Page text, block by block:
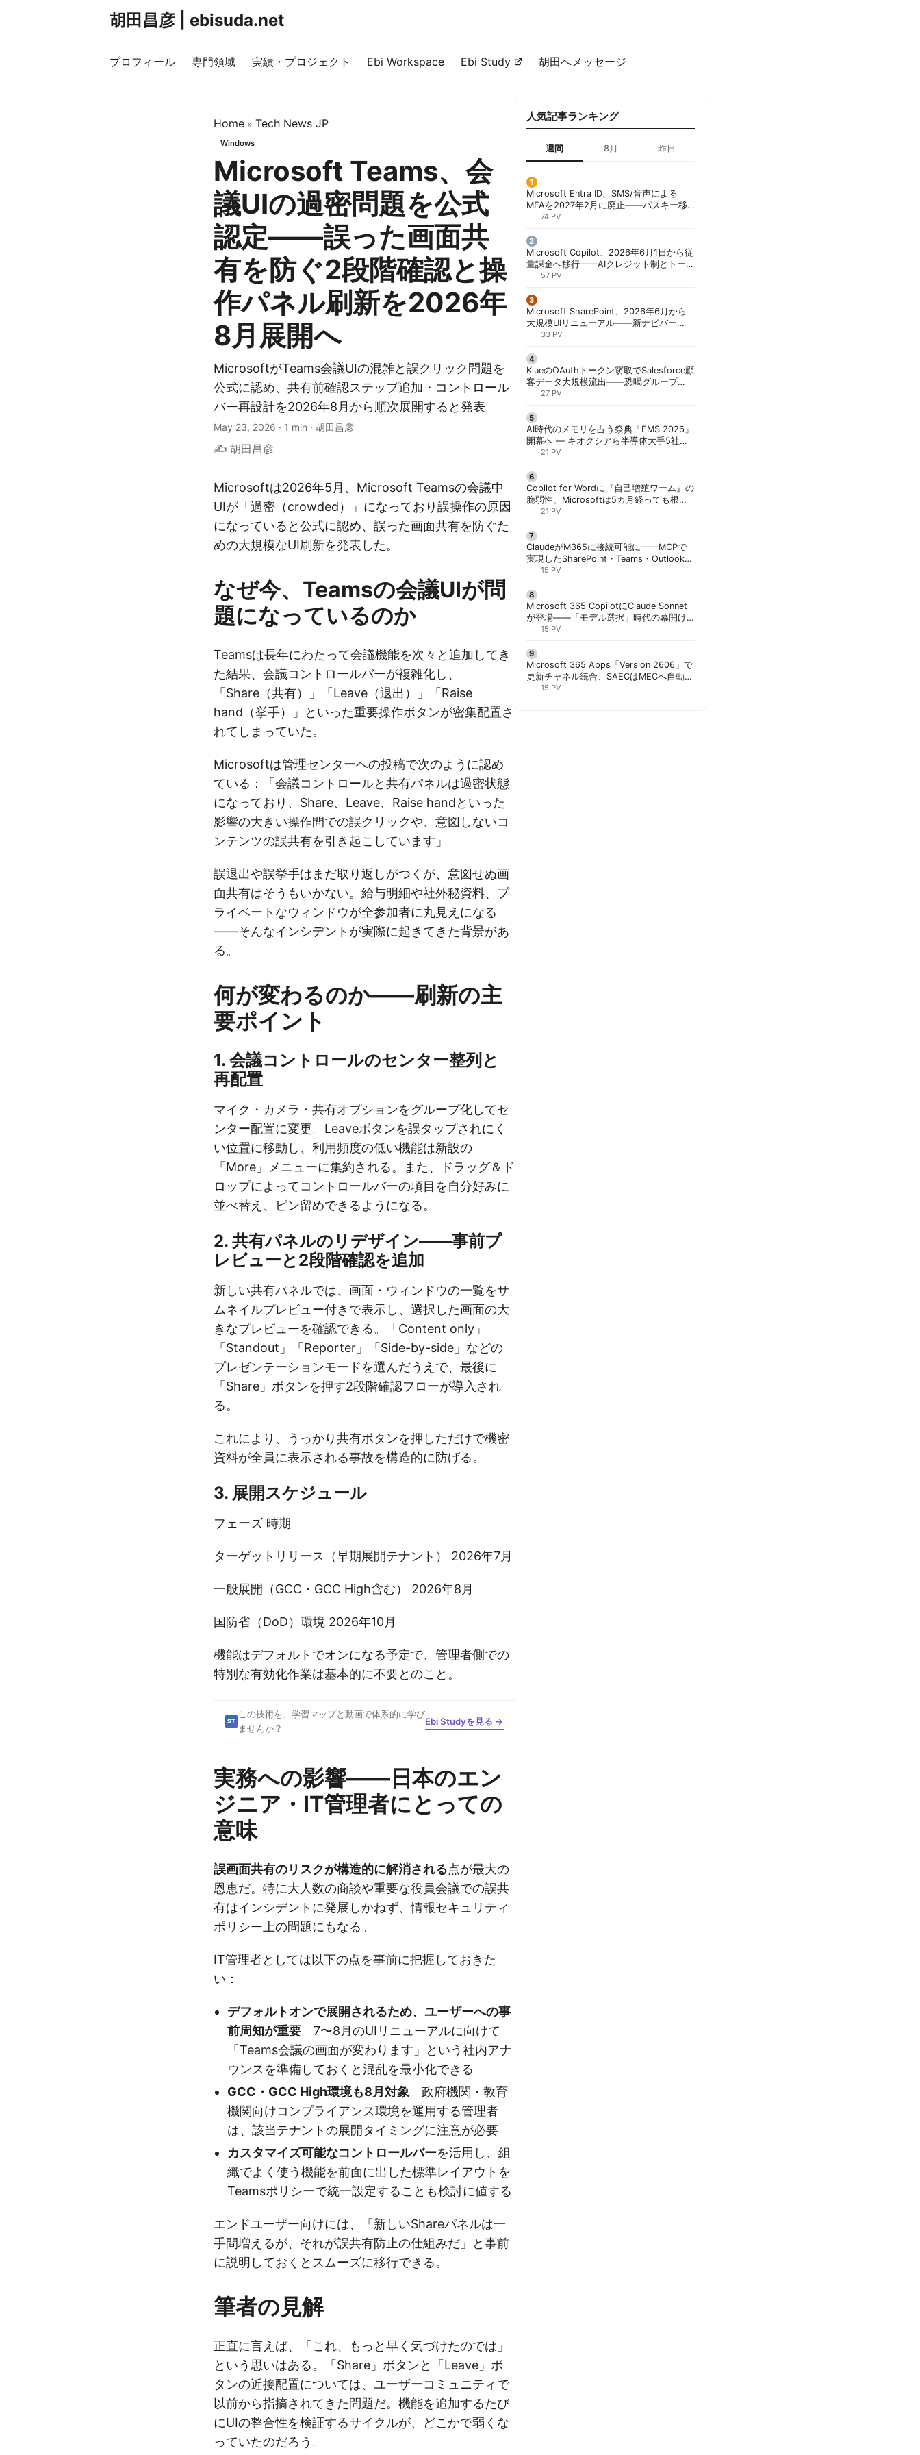
胡田昌彦 | ebisuda.net
プロフィール 専門領域 実績・プロジェクト Ebi Workspace Ebi Study 胡田へメッセージ
Home » Tech News JP
Windows
Microsoft Teams、会
議UIの過密問題を公式
認定——誤った画面共
有を防ぐ2段階確認と操
作パネル刷新を2026年
8月展開へ
MicrosoftがTeams会議UIの混雑と誤クリック問題を
公式に認め、共有前確認ステップ追加・コントロール
バー再設計を2026年8月から順次展開すると発表。
May 23, 2026 · 1 min · 胡田昌彦
✍️ 胡田昌彦
Microsoftは2026年5月、Microsoft Teamsの会議中
UIが「過密（crowded）」になっており誤操作の原因
になっていると公式に認め、誤った画面共有を防ぐた
めの大規模なUI刷新を発表した。
なぜ今、Teamsの会議UIが問
題になっているのか
Teamsは長年にわたって会議機能を次々と追加してき
た結果、会議コントロールバーが複雑化し、
「Share（共有）」「Leave（退出）」「Raise
hand（挙手）」といった重要操作ボタンが密集配置さ
れてしまっていた。
Microsoftは管理センターへの投稿で次のように認め
ている：「会議コントロールと共有パネルは過密状態
になっており、Share、Leave、Raise handといった
影響の大きい操作間での誤クリックや、意図しないコ
ンテンツの誤共有を引き起こしています」
誤退出や誤挙手はまだ取り返しがつくが、意図せぬ画
面共有はそうもいかない。給与明細や社外秘資料、プ
ライベートなウィンドウが全参加者に丸見えになる
——そんなインシデントが実際に起きてきた背景があ
る。
何が変わるのか——刷新の主
要ポイント
1. 会議コントロールのセンター整列と
再配置
マイク・カメラ・共有オプションをグループ化してセ
ンター配置に変更。Leaveボタンを誤タップされにく
い位置に移動し、利用頻度の低い機能は新設の
「More」メニューに集約される。また、ドラッグ＆ド
ロップによってコントロールバーの項目を自分好みに
並べ替え、ピン留めできるようになる。
2. 共有パネルのリデザイン——事前プ
レビューと2段階確認を追加
新しい共有パネルでは、画面・ウィンドウの一覧をサ
ムネイルプレビュー付きで表示し、選択した画面の大
きなプレビューを確認できる。「Content only」
「Standout」「Reporter」「Side-by-side」などの
プレゼンテーションモードを選んだうえで、最後に
「Share」ボタンを押す2段階確認フローが導入され
る。
これにより、うっかり共有ボタンを押しただけで機密
資料が全員に表示される事故を構造的に防げる。
3. 展開スケジュール
フェーズ 時期
ターゲットリリース（早期展開テナント） 2026年7月
一般展開（GCC・GCC High含む） 2026年8月
国防省（DoD）環境 2026年10月
機能はデフォルトでオンになる予定で、管理者側での
特別な有効化作業は基本的に不要とのこと。
ST
この技術を、学習マップと動画で体系的に学び
ませんか？
Ebi Studyを見る →
実務への影響——日本のエン
ジニア・IT管理者にとっての
意味
誤画面共有のリスクが構造的に解消される点が最大の
恩恵だ。特に大人数の商談や重要な役員会議での誤共
有はインシデントに発展しかねず、情報セキュリティ
ポリシー上の問題にもなる。
IT管理者としては以下の点を事前に把握しておきた
い：
デフォルトオンで展開されるため、ユーザーへの事
前周知が重要。7〜8月のUIリニューアルに向けて
「Teams会議の画面が変わります」という社内アナ
ウンスを準備しておくと混乱を最小化できる
GCC・GCC High環境も8月対象。政府機関・教育
機関向けコンプライアンス環境を運用する管理者
は、該当テナントの展開タイミングに注意が必要
カスタマイズ可能なコントロールバーを活用し、組
織でよく使う機能を前面に出した標準レイアウトを
Teamsポリシーで統一設定することも検討に値する
エンドユーザー向けには、「新しいShareパネルは一
手間増えるが、それが誤共有防止の仕組みだ」と事前
に説明しておくとスムーズに移行できる。
筆者の見解
正直に言えば、「これ、もっと早く気づけたのでは」
という思いはある。「Share」ボタンと「Leave」ボ
タンの近接配置については、ユーザーコミュニティで
以前から指摘されてきた問題だ。機能を追加するたび
にUIの整合性を検証するサイクルが、どこかで弱くな
っていたのだろう。
人気記事ランキング
週間 8月 昨日
Microsoft Entra ID、SMS/音声による
MFAを2027年2月に廃止——パスキー移
行が既定に | 胡田昌彦
74 PV
Microsoft Copilot、2026年6月1日から従
量課金へ移行——AIクレジット制とトーク
ンコストで「メーターショック」を回避
57 PV
Microsoft SharePoint、2026年6月から
大規模UIリニューアル——新ナビバー
「Discover/Publish/Build」とAI機能を段
33 PV
KlueのOAuthトークン窃取でSalesforce顧
客データ大規模流出——恐喝グループ
「Icarus」が犯行声明 | 胡田昌彦
27 PV
AI時代のメモリを占う祭典「FMS 2026」
開幕へ ― キオクシアら半導体大手5社が
基調講演に集結 | 胡田昌彦
21 PV
Copilot for Wordに『自己増殖ワーム』の
脆弱性、Microsoftは5カ月経っても根本
対策できず | 胡田昌彦
21 PV
ClaudeがM365に接続可能に——MCPで
実現したSharePoint・Teams・Outlook連
携、セキュリティと実務への影響を読み
15 PV
Microsoft 365 CopilotにClaude Sonnet
が登場——「モデル選択」時代の幕開け
と管理者が知るべき注意点 | 胡田昌彦
15 PV
Microsoft 365 Apps「Version 2606」で
更新チャネル統合、SAECはMECへ自動移
行 | 胡田昌彦
15 PV